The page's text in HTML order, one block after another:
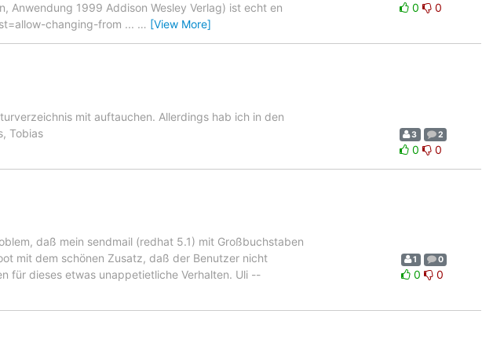
Anwendung 1999 Addison Wesley Verlag) ist echt en
changing-from ... … [View More]
0 0
mit auftauchen. Allerdings hab ich in den
Tobias
3 2
0 0
daß mein sendmail (redhat 5.1) mit Großbuchstaben
mit dem schönen Zusatz, daß der Benutzer nicht
für dieses etwas unappetietliche Verhalten. Uli --
1 0
0 0